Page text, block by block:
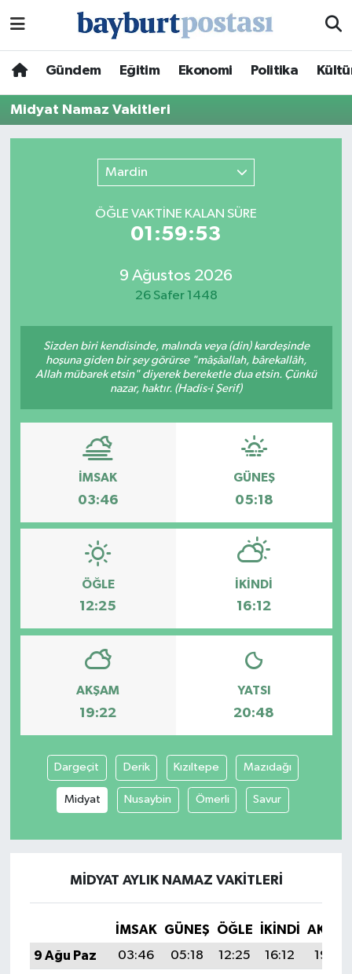
Gündem Eğitim Ekonomi Politika
Midyat Namaz Vakitleri
Mardin
ÖĞLE VAKTİNE KALAN SÜRE
01:59:53
9 Ağustos 2026
26 Safer 1448
Sizden biri kendisinde, malında veya (din) kardeşinde
hoşuna giden bir şey görürse "mâşâallah, bârekallâh,
Allah mübarek etsin" diyerek bereketle dua etsin. Çünkü
nazar, haktır. (Hadis-i Şerif)
İMSAK
03:46
GÜNEŞ
05:18
ÖĞLE
12:25
İKINDI
16:12
AKŞAM
19:22
YATSI
20:48
Dargeçit Derik Kızıltepe Mazıdağı
Midyat Nusaybin Ömerli Savur
MIDYAT AYLIK NAMAZ VAKITLERI
İMSAK GÜNEŞ ÖĞLE İKINDI
9 Ağu Paz
03:46 05:18 12:25 16:12
19:22
Hava Durumu
Namaz Vakitleri
Trafik Durumu
Süper Lig Puan Durumu ve Fikstür
Son Dakika Haberleri
Haber Arşivi